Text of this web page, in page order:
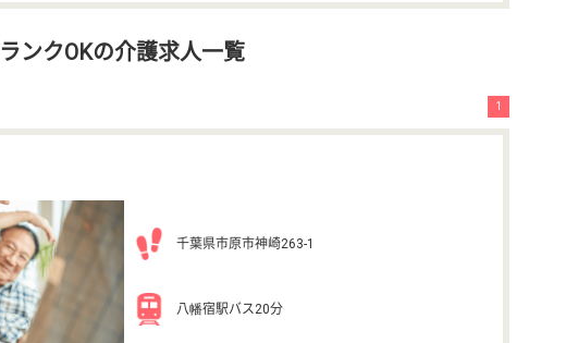
ンクOKの介護求人一覧
1
千葉県市原市神崎263-1
八幡宿駅バス20分